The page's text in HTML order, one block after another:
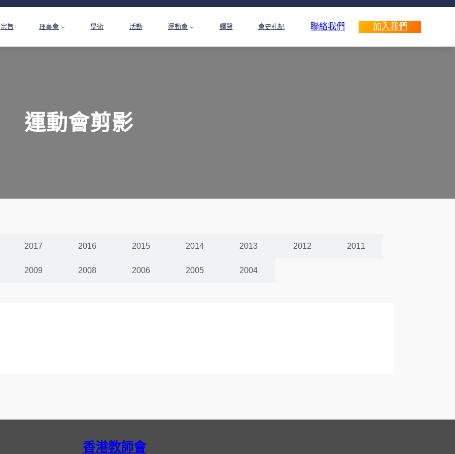
宗旨 理事會 學術 活動 運動會 鐸聲 會史札記 聯絡我們 加入我們
運動會剪影
2017 2016 2015 2014 2013 2012 2011
2009 2008 2006 2005 2004
香港教師會